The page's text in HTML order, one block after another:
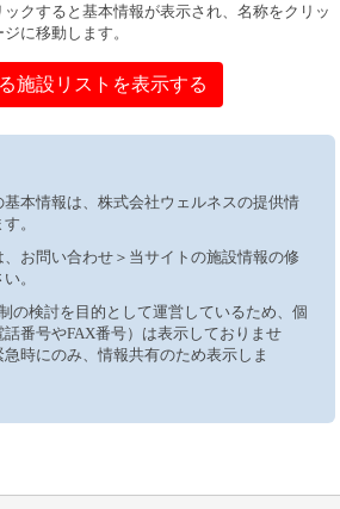
クすると基本情報が表示され、名称をクリッ
に移動します。
施設リストを表示する
本情報は、株式会社ウェルネスの提供情
。
お問い合わせ＞当サイトの施設情報の修
。
の検討を目的として運営しているため、個
番号やFAX番号）は表示しておりませ
時にのみ、情報共有のため表示しま